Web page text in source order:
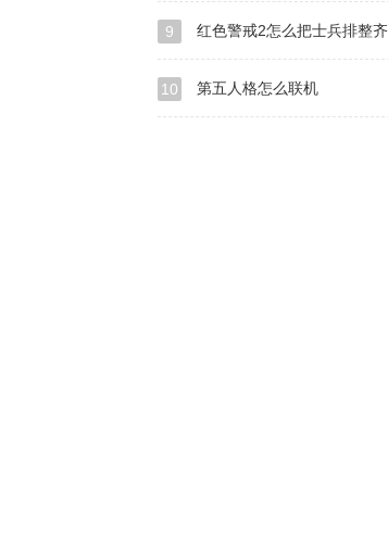
9 红色警戒2怎么把士兵排整齐
10 第五人格怎么联机